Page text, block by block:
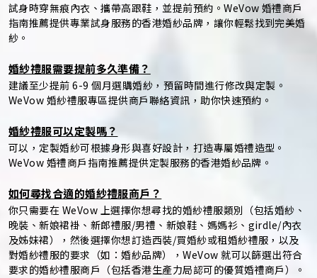
試身時穿無痕內衣、攜帶高跟鞋，並提前預約。WeVow 婚禮商戶
指南推薦提供專業試身服務的香港婚紗品牌，讓你輕鬆找到完美婚
紗。
婚紗禮服需要提前多久準備？
建議至少提前 6-9 個月選購婚紗，預留時間進行修改與定製。
WeVow 婚紗禮服專區提供商戶聯絡資訊，助你快速預約。
婚紗禮服可以定製嗎？
可以，定製婚紗可根據身形與喜好設計，打造專屬婚禮造型。
WeVow 婚禮商戶指南推薦提供定製服務的香港婚紗品牌。
如何尋找合適的婚紗禮服商戶？
你只需要在 WeVow 上選擇你想尋找的婚紗禮服類別（包括婚紗、
晚裝、新娘裙褂、新郎禮服/男禮、新娘鞋、媽媽衫、girdle/內衣
及姊妹裙），然後選擇你想訂造西裝/買婚紗或租婚紗禮服，以及
對婚紗禮服的要求（如：婚紗品牌），WeVow 就可以篩選出符合
要求的婚紗禮服商戶（包括香港生產力局認可的優質婚禮商戶）。